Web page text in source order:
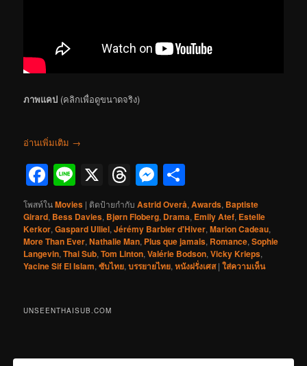
ภาพแคป (คลิกเพื่อดูขนาดจริง)
อ่านเพิ่มเติม →
Facebook
Line
X Threads
Messenger
โพสท์ในMovies | ติดป้ายกำกับ Astrid Overå,Awards, Baptiste
Girard, Bess Davies, Bjørn Floberg, Drama, Emily Atef, Estelle
Kerkor,Gaspard Ulliel,Jérémy Barbier d'Hiver,Marion Cadeau,
More Than Ever,Nathalie Man, Plus que jamais, Romance,Sophie
Langevin,Thai Sub,Tom Linton,Valérie Bodson,Vicky Krieps,
Yacine Sif El Islam,ซับไทย,บรรยายไทย,หนังฝรั่งเศส |ใส่ความเห็น
UNSEENTHAISUB.COM